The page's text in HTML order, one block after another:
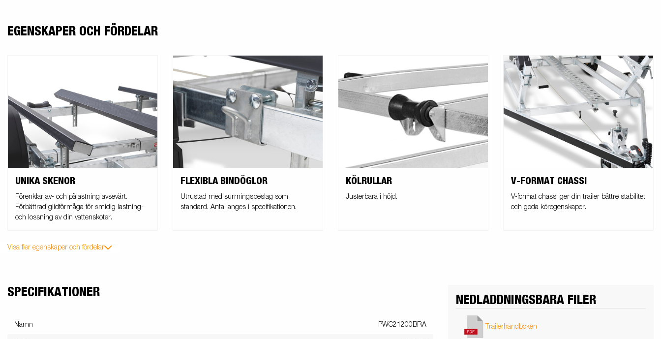
EGENSKAPER OCH FÖRDELAR
UNIKA SKENOR
Förenklar av- och pålastning avsevärt.
Förbättrad glidförmåga för smidig lastning-
och lossning av din vattenskoter.
FLEXIBLA BINDÖGLOR
Utrustad med surrningsbeslag som
standard. Antal anges i specifikationen.
KÖLRULLAR
Justerbara i höjd.
V-FORMAT CHASSI
V-format chassi ger din trailer bättre stabilitet
och goda köregenskaper.
Visa fler egenskaper och fördelar
SPECIFIKATIONER
Namn PWC21200BRA
NEDLADDNINGSBARA FILER
Trailerhandboken